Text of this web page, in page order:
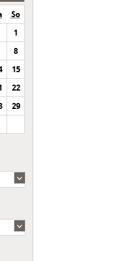
So
1
8
15
22
29